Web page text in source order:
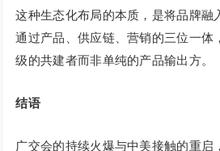
这种生态化布局的本质，是将品牌融
通过产品、供应链、营销的三位一体
级的共建者而非单纯的产品输出方。
结语
广交会的持续火爆与中美接触的重启